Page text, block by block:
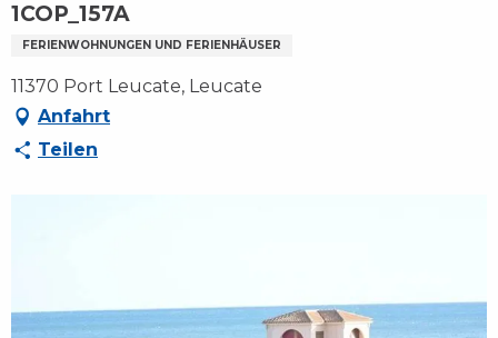
1COP_157A
FERIENWOHNUNGEN UND FERIENHÄUSER
11370 Port Leucate, Leucate
Anfahrt
Teilen